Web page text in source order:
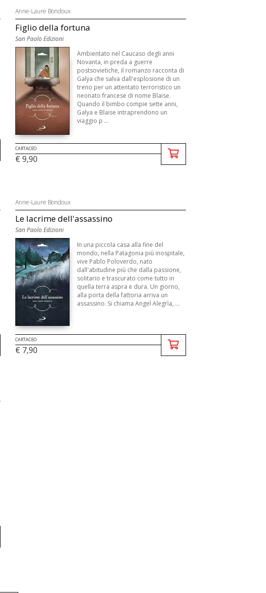
Anne-Laure Bondoux
Figlio della fortuna
San Paolo Edizioni
Ambientato nel Caucaso degli anni
Novanta, in preda a guerre
postsovietiche, il romanzo racconta di
Galya che salva dall'esplosione di un
treno per un attentato terroristico un
neonato francese di nome Blaise.
Quando il bimbo compie sette anni,
Galya e Blaise intraprendono un
viaggio p ...
CARTACEO
€ 9,90
Anne-Laure Bondoux
Le lacrime dell'assassino
San Paolo Edizioni
In una piccola casa alla fine del
mondo, nella Patagonia più inospitale,
vive Pablo Poloverdo, nato
dall'abitudine più che dalla passione,
solitario e trascurato come tutto in
quella terra aspra e dura. Un giorno,
alla porta della fattoria arriva un
assassino. Si chiama Angel Alegrìa, ...
CARTACEO
€ 7,90